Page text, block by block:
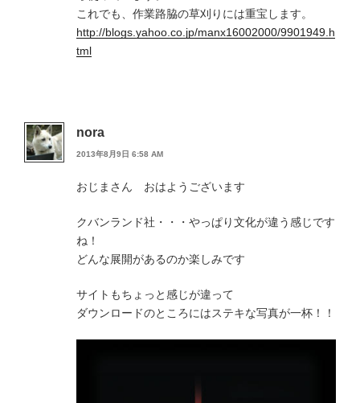
これでも、作業路脇の草刈りには重宝します。
http://blogs.yahoo.co.jp/manx16002000/9901949.h
tml
nora
2013年8月9日 6:58 AM
おじまさん おはようございます
クバンランド社・・・やっぱり文化が違う感じです
ね！
どんな展開があるのか楽しみです
サイトもちょっと感じが違って
ダウンロードのところにはステキな写真が一杯！！